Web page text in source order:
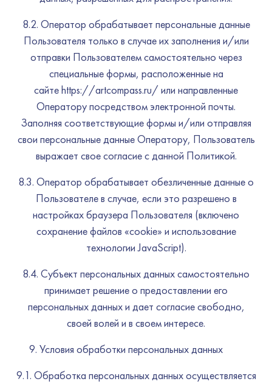
8.2. Оператор обрабатывает персональные данные
Пользователя только в случае их заполнения и/или
отправки Пользователем самостоятельно через
специальные формы, расположенные на
сайте https://artcompass.ru/ или направленные
Оператору посредством электронной почты.
Заполняя соответствующие формы и/или отправляя
свои персональные данные Оператору, Пользователь
выражает свое согласие с данной Политикой.
8.3. Оператор обрабатывает обезличенные данные о
Пользователе в случае, если это разрешено в
настройках браузера Пользователя (включено
сохранение файлов «cookie» и использование
технологии JavaScript).
8.4. Субъект персональных данных самостоятельно
принимает решение о предоставлении его
персональных данных и дает согласие свободно,
своей волей и в своем интересе.
Условия обработки персональных данных
9.1. Обработка персональных данных осуществляется